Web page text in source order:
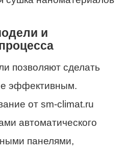
и
позволяют сделать
эффективным.
от sm-climat.ru
автоматического
панелями,